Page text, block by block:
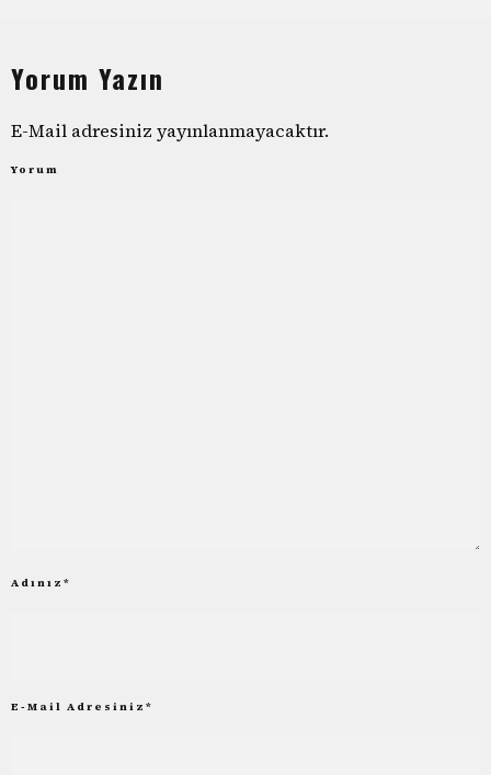
Yorum Yazın
E-Mail adresiniz yayınlanmayacaktır.
Yorum
Adınız *
E-Mail Adresiniz *